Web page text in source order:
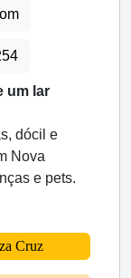
um lar
dócil e
Nova
e pets.
Cruz